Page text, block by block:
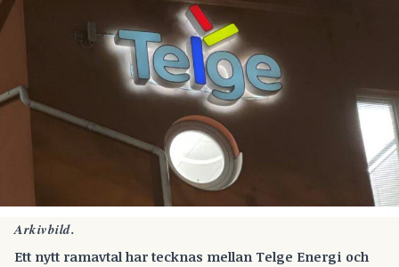
Arkivbild.
Ett nytt ramavtal har tecknas mellan Telge Energi och